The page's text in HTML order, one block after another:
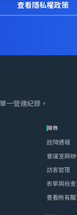
查看隱私權政策
一營運紀錄。
服務
故障通報
會議室與
訪客管理
表單與檢
查看所有